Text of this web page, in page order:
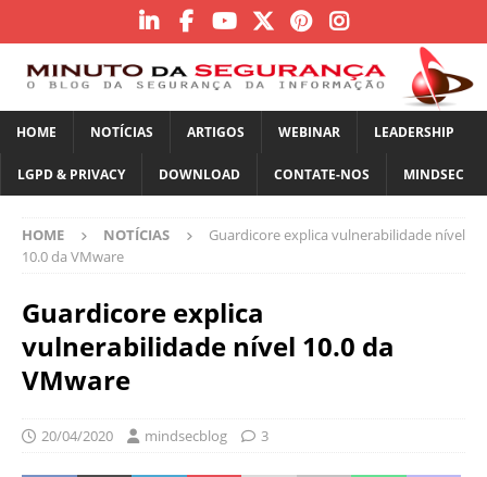
HOME NOTÍCIAS ARTIGOS WEBINAR LEADERSHIP
LGPD & PRIVACY DOWNLOAD CONTATE-NOS MINDSEC
HOME NOTÍCIAS
Guardicore explica vulnerabilidade nível
10.0 da VMware
Guardicore explica
vulnerabilidade nível 10.0 da
VMware
20/04/2020 mindsecblog 3